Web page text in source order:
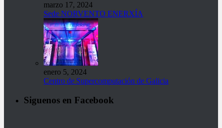
marzo 17, 2024
Sede NORVENTO ENERXÍA
enero 5, 2024
Centro de Supercomputación de Galicia
Siguenos en Facebook